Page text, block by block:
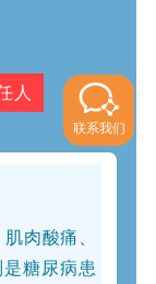
人
肉酸痛、
糖尿病患
联系我们